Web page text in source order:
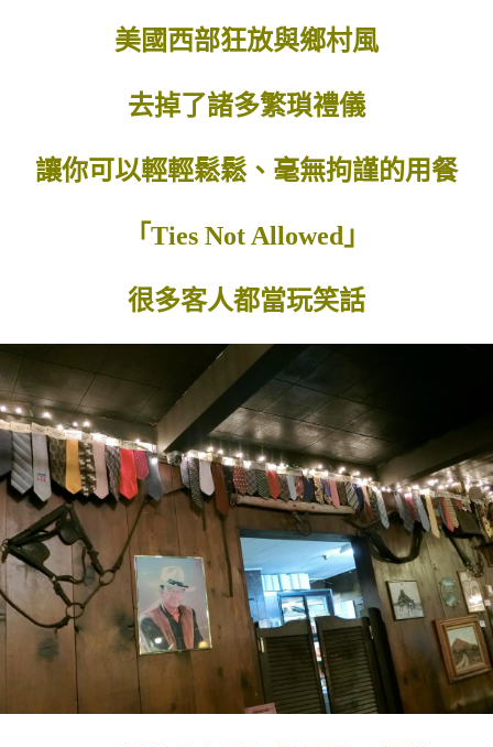
美國西部狂放與鄉村風
去掉了諸多繁瑣禮儀
讓你可以輕輕鬆鬆、毫無拘謹的用餐
「Ties Not Allowed」
很多客人都當玩笑話